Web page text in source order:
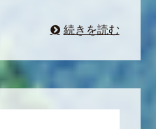
続きを読む